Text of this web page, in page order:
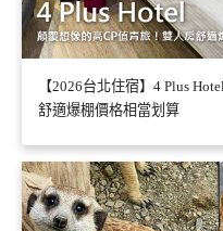
【2026台北住宿】4 Plus
舒適爆棚價格相當划算